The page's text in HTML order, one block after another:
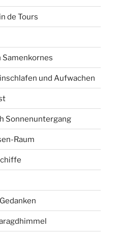
de Tours
Samenkornes
und Aufwachen
Sonnenuntergang
Raum